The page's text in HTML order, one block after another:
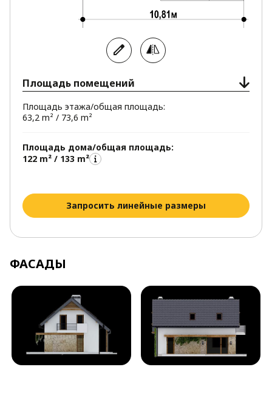
облегчит проведение водопровода и
канализации.
Площадь помещений
Площадь этажа/общая площадь:
63,2 m² / 73,6 m²
Площадь дома/общая площадь:
122 m² / 133 m²
Запросить линейные размеры
ФАСАДЫ